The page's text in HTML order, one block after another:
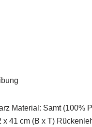
Material: Samt (100%
x 41 cm (B x T)